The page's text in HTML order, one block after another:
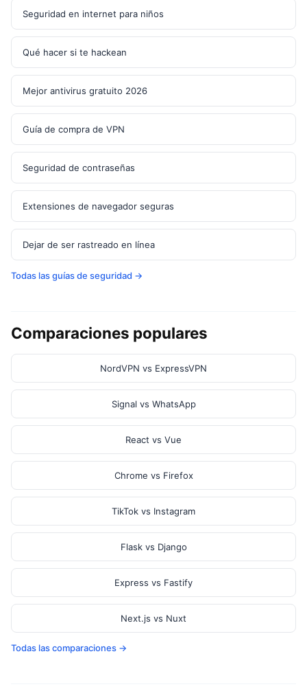
Seguridad en internet para niños
Qué hacer si te hackean
Mejor antivirus gratuito 2026
Guía de compra de VPN
Seguridad de contraseñas
Extensiones de navegador seguras
Dejar de ser rastreado en línea
Todas las guías de seguridad →
Comparaciones populares
NordVPN vs ExpressVPN
Signal vs WhatsApp
React vs Vue
Chrome vs Firefox
TikTok vs Instagram
Flask vs Django
Express vs Fastify
Next.js vs Nuxt
Todas las comparaciones →